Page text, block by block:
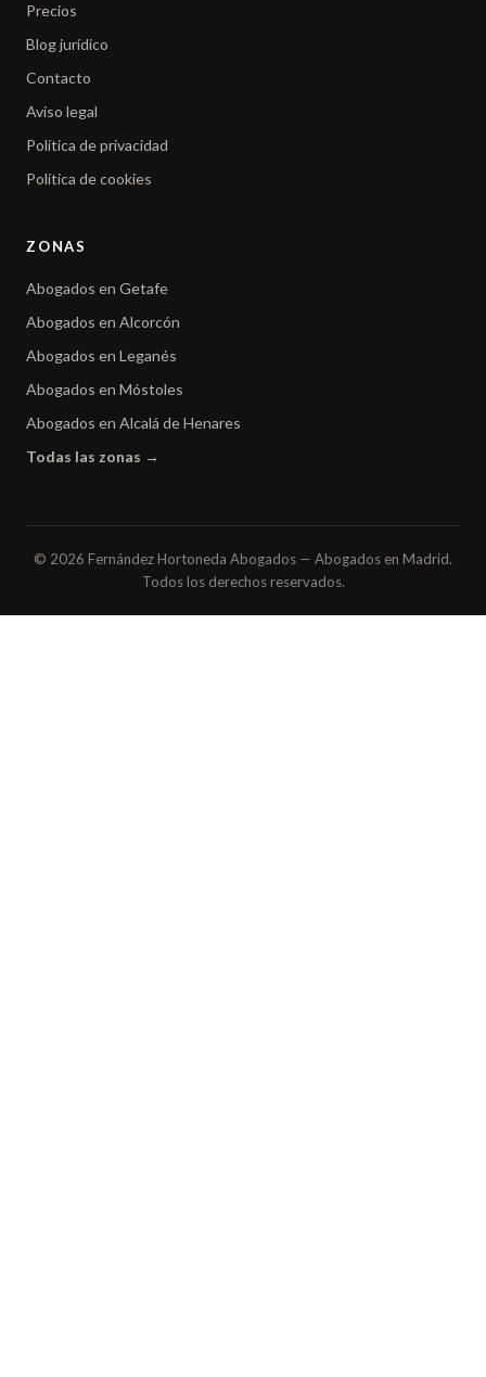
Precios
Blog jurídico
Contacto
Aviso legal
Política de privacidad
Política de cookies
ZONAS
Abogados en Getafe
Abogados en Alcorcón
Abogados en Leganés
Abogados en Móstoles
Abogados en Alcalá de Henares
Todas las zonas →
© 2026 Fernández Hortoneda Abogados — Abogados en Madrid.
Todos los derechos reservados.